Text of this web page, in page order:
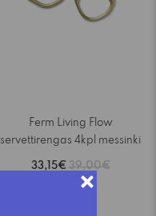
Ferm Living Flow
servettirengas 4kpl messinki
33,15€ 39,00€